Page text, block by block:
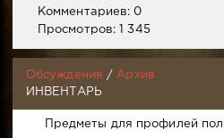
Комментариев: 0
Просмотров: 1 345
Обсуждения / Архив
ИНВЕНТАРЬ
Предметы для профилей